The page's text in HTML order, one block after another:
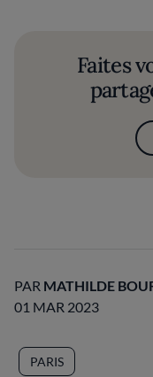
Faites
PAR MATHILDE
01 MAR 2023
PARIS